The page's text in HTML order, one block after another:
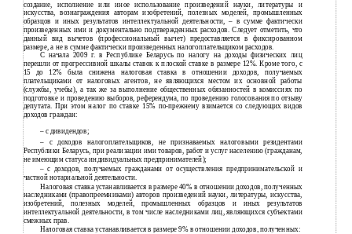
создание, исполнение или иное использование произведений науки, литературы и
искусства, вознаграждения авторам изобретений, полезных моделей, промышленных
образцов и иных результатов интеллектуальной деятельности, – в сумме фактически
произведенных ими и документально подтвержденных расходов. Следует отметить, что
данный вид вычетов (профессиональный вычет) предоставляется в фиксированном
размере, а не в сумме фактически произведенных налогоплательщиком расходов.
С начала 2009 г. в Республике Беларусь по налогу на доходы физических лиц
перешли от прогрессивной шкалы ставок к плоской ставке в размере 12%. Кроме того, с
15 до 12% была снижена налоговая ставка в отношении доходов, получаемых
плательщиками от налоговых агентов, не являющихся местом их основной работы
(службы, учебы), а так же за выполнение общественных обязанностей в комиссиях по
подготовке и проведению выборов, референдума, по проведению голосования по отзыву
депутата. При этом налог по ставке 15% по-прежнему взимается со следующих видов
доходов граждан:
– с дивидендов;
–
с доходов налогоплательщиков, не признаваемых налоговыми резидентами
Республики Беларусь, при реализации ими товаров, работ и услуг населению (гражданам,
не имеющим статуса индивидуальных предпринимателей);
– с доходов, получаемых гражданами от осуществления предпринимательской и
частной нотариальной деятельности.
Налоговая ставка устанавливается в размере 40% в отношении доходов, полученных
наследниками (правопреемниками) авторов произведений науки, литературы, искусства,
изобретений, полезных моделей, промышленных образцов и иных результатов
интеллектуальной деятельности, в том числе наследниками лиц, являющихся субъектами
смежных прав.
Налоговая ставка устанавливается в размере 9% в отношении доходов, полученных: